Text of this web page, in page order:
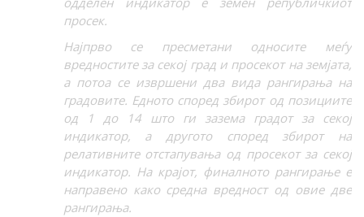
просек.
Најпрво се пресметани односите меѓу
вредностите за секој град и просекот на земјата,
а потоа се извршени два вида рангирања на
градовите. Едното според збирот од позициите
од 1 до 14 што ги зазема градот за секој
индикатор, а другото според збирот на
релативните отстапувања од просекот за секој
индикатор. На крајот, финалното рангирање е
направено како средна вредност од овие две
рангирања.